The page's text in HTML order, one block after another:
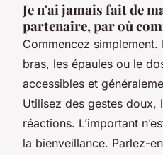
Je n'ai jamais fait de
partenaire, par où
Commencez
bras, les épaules ou le
accessibles et
Utilisez des gestes doux,
réactions. L’important
la bienveillance. Parlez-